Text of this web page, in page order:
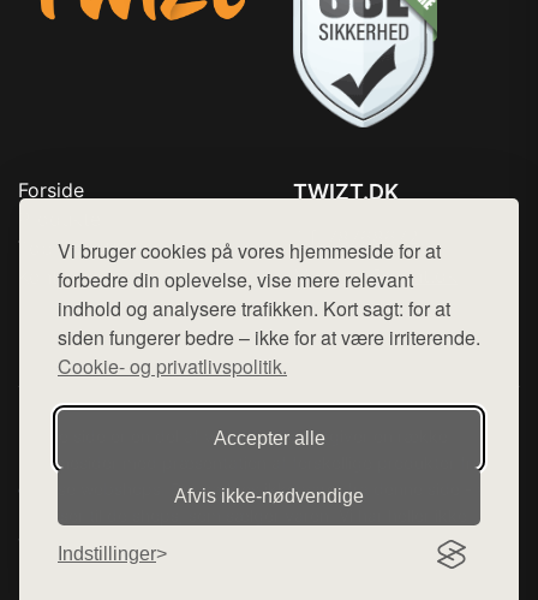
Vi bruger cookies på vores hjemmeside for at
forbedre din oplevelse, vise mere relevant
indhold og analysere trafikken. Kort sagt: for at
siden fungerer bedre – ikke for at være irriterende.
Cookie- og privatlivspolitik.
Accepter alle
Afvis ikke‑nødvendige
Indstillinger
Forside
Top Rabatter
Kontakt
TWIZT.DK
Mail: hej@want.dk
Cookie- og privatlivspolitik
Denne side er en del af want.dk, der udgiver en række
hjemmesider med præsentation af forskellige produkter fra
diverse webshops. Der sælges ikke varer fra denne side - vi
varerne på lager.